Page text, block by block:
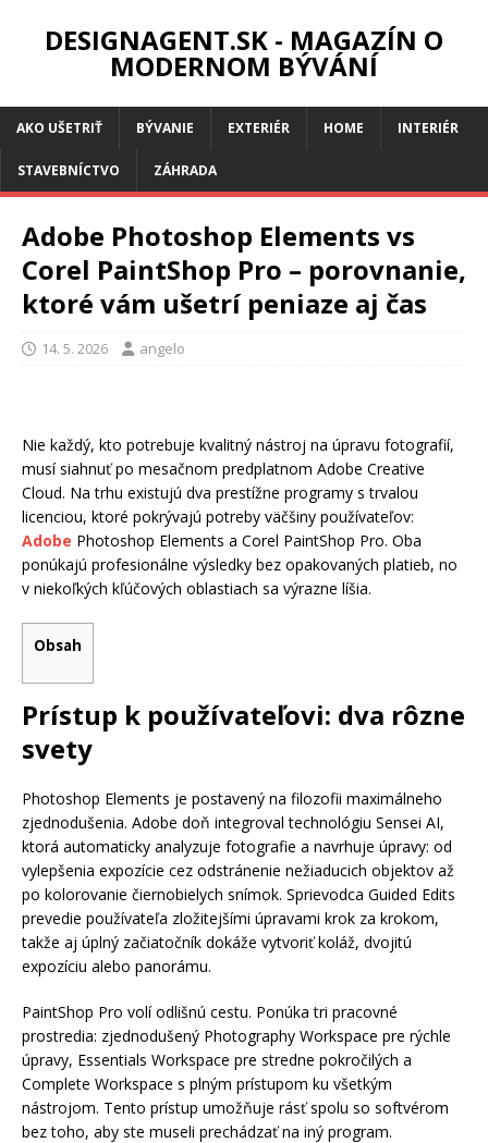
DESIGNAGENT.SK - MAGAZÍN O
MODERNOM BÝVÁNÍ
AKO UŠETRIŤ BÝVANIE EXTERIÉR HOME INTERIÉR
STAVEBNÍCTVO ZÁHRADA
Adobe Photoshop Elements vs
Corel PaintShop Pro – porovnanie,
ktoré vám ušetrí peniaze aj čas
14. 5. 2026 angelo
Nie každý, kto potrebuje kvalitný nástroj na úpravu fotografií,
musí siahnuť po mesačnom predplatnom Adobe Creative
Cloud. Na trhu existujú dva prestížne programy s trvalou
licenciou, ktoré pokrývajú potreby väčšiny používateľov:
Adobe Photoshop Elements a Corel PaintShop Pro. Oba
ponúkajú profesionálne výsledky bez opakovaných platieb, no
v niekoľkých kľúčových oblastiach sa výrazne líšia.
Obsah
Prístup k používateľovi: dva rôzne
svety
Photoshop Elements je postavený na filozofii maximálneho
zjednodušenia. Adobe doň integroval technológiu Sensei AI,
ktorá automaticky analyzuje fotografie a navrhuje úpravy: od
vylepšenia expozície cez odstránenie nežiaducich objektov až
po kolorovanie čiernobielych snímok. Sprievodca Guided Edits
prevedie používateľa zložitejšími úpravami krok za krokom,
takže aj úplný začiatočník dokáže vytvoriť koláž, dvojitú
expozíciu alebo panorámu.
PaintShop Pro volí odlišnú cestu. Ponúka tri pracovné
prostredia: zjednodušený Photography Workspace pre rýchle
úpravy, Essentials Workspace pre stredne pokročilých a
Complete Workspace s plným prístupom ku všetkým
nástrojom. Tento prístup umožňuje rásť spolu so softvérom
bez toho, aby ste museli prechádzať na iný program.